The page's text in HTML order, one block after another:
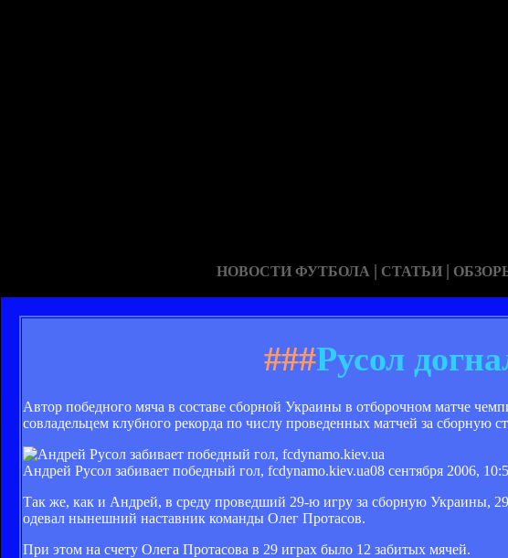
НОВОСТИ ФУТБОЛА | СТАТЬИ |
###Русол
Автор победного мяча в составе сборной Украины в отборочном матче
совладельцем клубного рекорда по числу проведенных матчей за сборную
Андрей Русол забивает победный гол, fcdynamo.kiev.ua08 сентября 2006,
Так же, как и Андрей, в среду проведший 29-ю игру за сборную Украины,
одевал нынешний наставник команды Олег Протасов.
При этом на счету Олега Протасова в 29 играх было 12 забитых мячей.